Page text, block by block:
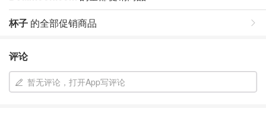
杯子 的全部促销商品
评论
暂无评论，打开App写评论